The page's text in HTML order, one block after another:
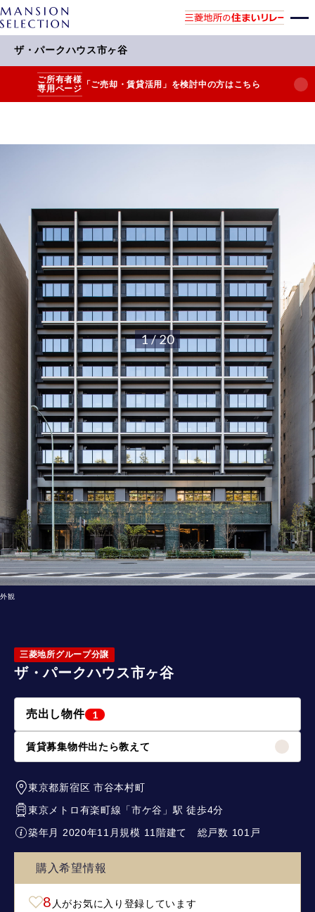
ザ・パークハウス市ヶ谷
ご所有者様
専用ページ 「ご売却・賃貸活用」を検討中の方はこちら
外観
1 / 20
三菱地所グループ分譲
ザ・パークハウス市ヶ谷
売出し物件 1
賃貸募集物件出たら教えて
東京都新宿区 市谷本村町
東京メトロ有楽町線 「市ケ谷 」駅 徒歩4分
築年月 2020年11月規模 11階建て 総戸数 101戸
購入希望情報
8 人がお気に入り登録しています